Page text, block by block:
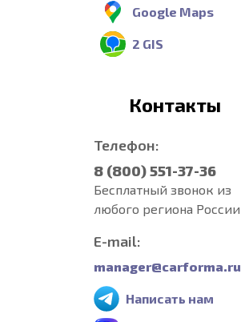
Google Maps
2 GIS
Контакты
Телефон:
8 (800) 551-37-36
Бесплатный звонок из
любого региона России
E-mail:
manager@carforma.ru
Написать нам